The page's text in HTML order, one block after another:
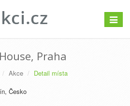
Praha
Akce
Detail místa
Česko